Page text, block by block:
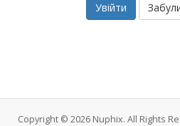
Copyright © 2026 Nuphix. All Rights